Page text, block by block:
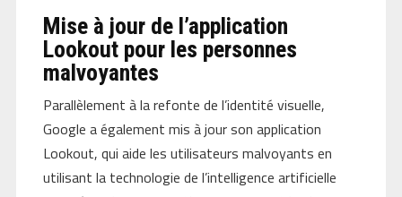
Mise à jour de l’application
Lookout pour les personnes
malvoyantes
Parallèlement à la refonte de l’identité visuelle,
Google a également mis à jour son application
Lookout, qui aide les utilisateurs malvoyants en
utilisant la technologie de l’intelligence artificielle